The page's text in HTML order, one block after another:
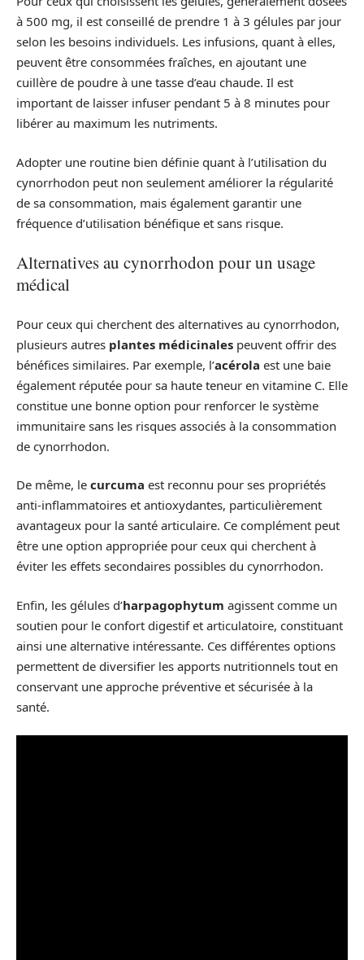
à 500 mg, il est conseillé de prendre 1 à 3 gélules par jour
selon les besoins individuels. Les infusions, quant à elles,
peuvent être consommées fraîches, en ajoutant une
cuillère de poudre à une tasse d’eau chaude. Il est
important de laisser infuser pendant 5 à 8 minutes pour
libérer au maximum les nutriments.
Adopter une routine bien définie quant à l’utilisation du
cynorrhodon peut non seulement améliorer la régularité
de sa consommation, mais également garantir une
fréquence d’utilisation bénéfique et sans risque.
Alternatives au cynorrhodon pour un usage
médical
Pour ceux qui cherchent des alternatives au cynorrhodon,
plusieurs autres plantes médicinales peuvent offrir des
bénéfices similaires. Par exemple, l’acérola est une baie
également réputée pour sa haute teneur en vitamine C. Elle
constitue une bonne option pour renforcer le système
immunitaire sans les risques associés à la consommation
de cynorrhodon.
De même, le curcuma est reconnu pour ses propriétés
anti-inflammatoires et antioxydantes, particulièrement
avantageux pour la santé articulaire. Ce complément peut
être une option appropriée pour ceux qui cherchent à
éviter les effets secondaires possibles du cynorrhodon.
Enfin, les gélules d’harpagophytum agissent comme un
soutien pour le confort digestif et articulatoire, constituant
ainsi une alternative intéressante. Ces différentes options
permettent de diversifier les apports nutritionnels tout en
conservant une approche préventive et sécurisée à la
santé.